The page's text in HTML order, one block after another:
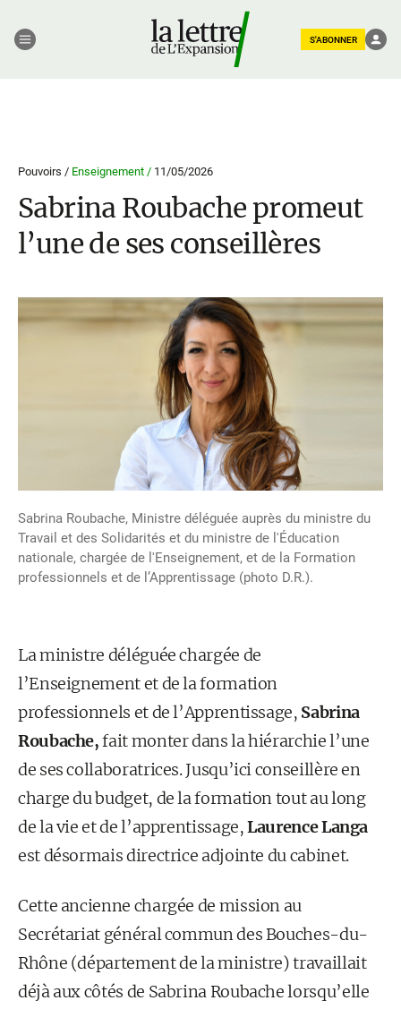
S'ABONNER
Pouvoirs / Enseignement / 11/05/2026
Sabrina Roubache promeut
l’une de ses conseillères
Sabrina Roubache, Ministre déléguée auprès du ministre du
Travail et des Solidarités et du ministre de l'Éducation
nationale, chargée de l'Enseignement, et de la Formation
professionnels et de l’Apprentissage (photo D.R.).
La ministre déléguée chargée de
l’Enseignement et de la formation
professionnels et de l’Apprentissage, Sabrina
Roubache,fait monter dans la hiérarchie l’une
de ses collaboratrices. Jusqu’ici conseillère en
charge du budget, de la formation tout au long
de la vie et de l’apprentissage,Laurence Langa
est désormais directrice adjointe du cabinet.
Cette ancienne chargée de mission au
Secrétariat général commun des Bouches-du-
Rhône (département de la ministre) travaillait
déjà aux côtés de Sabrina Roubache lorsqu’elle